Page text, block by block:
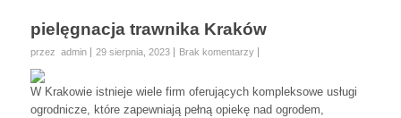
pielęgnacja trawnika Kraków
przez admin 29 sierpnia, 2023 Brak komentarzy
W Krakowie istnieje wiele firm oferujących kompleksowe usługi
ogrodnicze, które zapewniają pełną opiekę nad ogrodem,